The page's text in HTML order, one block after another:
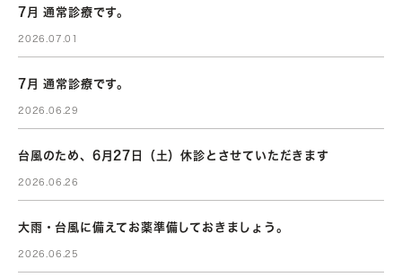
7月 通常診療です。
2026.07.01
7月 通常診療です。
2026.06.29
台風のため、6月27日（土）休診とさせていただきます
2026.06.26
大雨・台風に備えてお薬準備しておきましょう。
2026.06.25